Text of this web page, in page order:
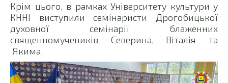
Крім цього, в рамках Університету культури у
КННІ виступили семінаристи Дрогобицької
духовної семінарії блаженних
священномучеників Северина, Віталія та
Якима.